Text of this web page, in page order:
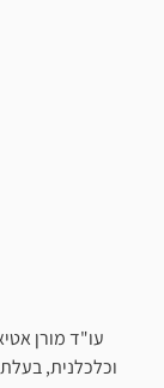
עו"ד מורן
וכלכלנית, בעלת